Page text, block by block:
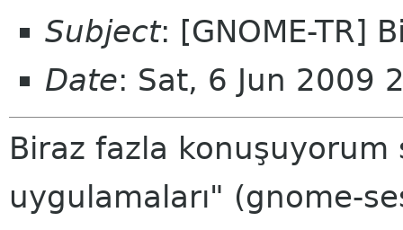
Subject: [GNOME-TR]
Date: Sat, 6 Jun 2009
Biraz fazla konuşuyorum
uygulamaları" (gnome-